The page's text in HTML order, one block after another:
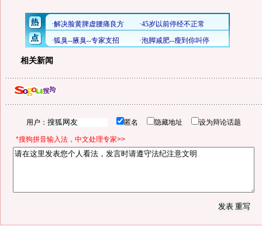
相关新闻
用户： 匿名 隐藏地址 设为辩论话题
*搜狗拼音输入法，中文处理专家>>